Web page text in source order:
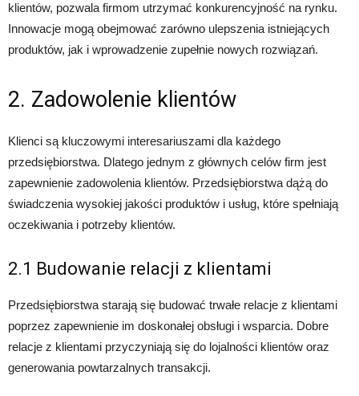
klientów, pozwala firmom utrzymać konkurencyjność na rynku.
Innowacje mogą obejmować zarówno ulepszenia istniejących
produktów, jak i wprowadzenie zupełnie nowych rozwiązań.
2. Zadowolenie klientów
Klienci są kluczowymi interesariuszami dla każdego
przedsiębiorstwa. Dlatego jednym z głównych celów firm jest
zapewnienie zadowolenia klientów. Przedsiębiorstwa dążą do
świadczenia wysokiej jakości produktów i usług, które spełniają
oczekiwania i potrzeby klientów.
2.1 Budowanie relacji z klientami
Przedsiębiorstwa starają się budować trwałe relacje z klientami
poprzez zapewnienie im doskonałej obsługi i wsparcia. Dobre
relacje z klientami przyczyniają się do lojalności klientów oraz
generowania powtarzalnych transakcji.